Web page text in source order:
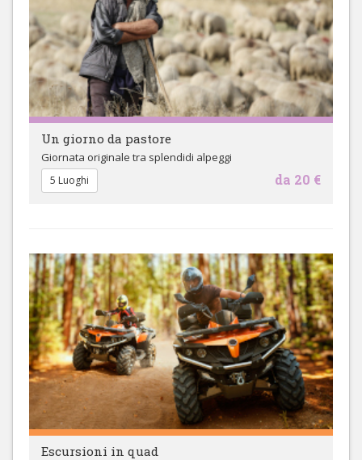
Un giorno da pastore
Giornata originale tra splendidi alpeggi
da 20 €
5 Luoghi
Escursioni in quad